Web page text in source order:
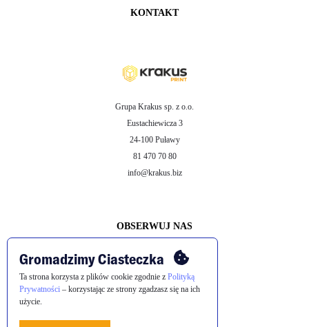
KONTAKT
Grupa Krakus sp. z o.o.
Eustachiewicza 3
24-100 Puławy
81 470 70 80
info@krakus.biz
OBSERWUJ NAS
Gromadzimy Ciasteczka
Ta strona korzysta z plików cookie zgodnie z Polityką
Prywatności – korzystając ze strony zgadzasz się na ich
użycie.